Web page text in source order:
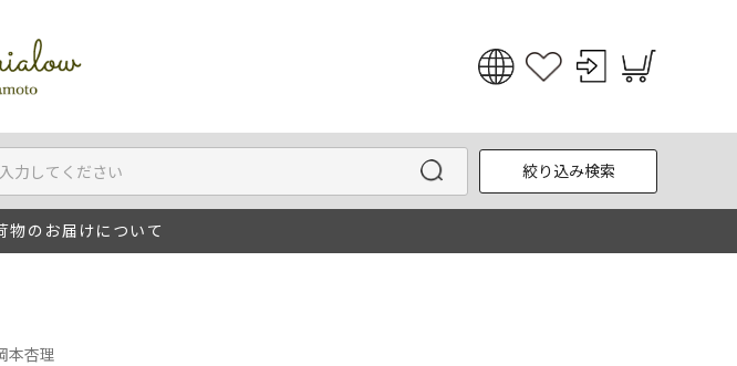
English
한국어
絞り込み検索
のお届けについて
本杏理